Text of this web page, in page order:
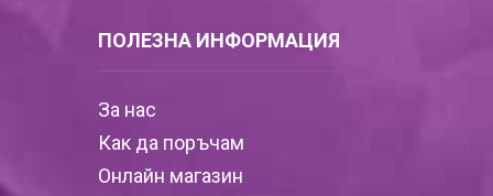
ПОЛЕЗНА ИНФОРМАЦИЯ
За нас
Как да поръчам
Онлайн магазин